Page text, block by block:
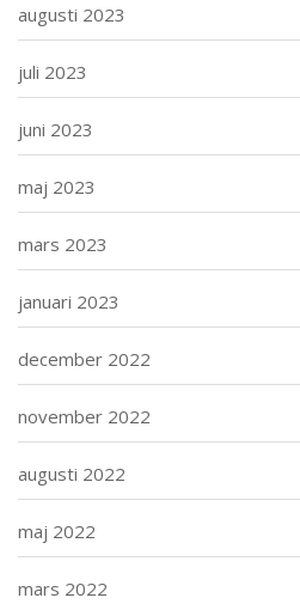
augusti 2023
juli 2023
juni 2023
maj 2023
mars 2023
januari 2023
december 2022
november 2022
augusti 2022
maj 2022
mars 2022